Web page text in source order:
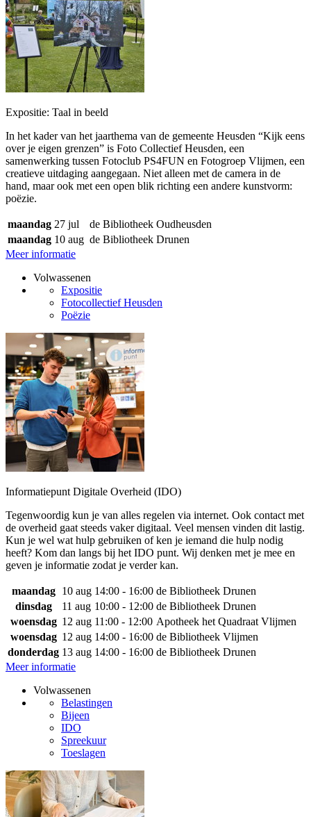
Expositie: Taal in beeld
In het kader van het jaarthema van de gemeente Heusden “Kijk eens
over je eigen grenzen” is Foto Collectief Heusden, een
samenwerking tussen Fotoclub PS4FUN en Fotogroep Vlijmen, een
creatieve uitdaging aangegaan. Niet alleen met de camera in de
hand, maar ook met een open blik richting een andere kunstvorm:
poëzie.
maandag 27 jul
de Bibliotheek Oudheusden
maandag 10 aug de Bibliotheek Drunen
Meer informatie
Volwassenen
Expositie
Fotocollectief Heusden
Poëzie
Informatiepunt Digitale Overheid (IDO)
Tegenwoordig kun je van alles regelen via internet. Ook contact met
de overheid gaat steeds vaker digitaal. Veel mensen vinden dit lastig.
Kun je wel wat hulp gebruiken of ken je iemand die hulp nodig
heeft? Kom dan langs bij het IDO punt. Wij denken met je mee en
geven je informatie zodat je verder kan.
maandag 10 aug 14:00 - 16:00 de Bibliotheek Drunen
dinsdag
11 aug 10:00 - 12:00 de Bibliotheek Drunen
woensdag 12 aug 11:00 - 12:00 Apotheek het Quadraat Vlijmen
woensdag 12 aug 14:00 - 16:00 de Bibliotheek Vlijmen
donderdag 13 aug 14:00 - 16:00 de Bibliotheek Drunen
Meer informatie
Volwassenen
Belastingen
Bijeen
IDO
Spreekuur
Toeslagen